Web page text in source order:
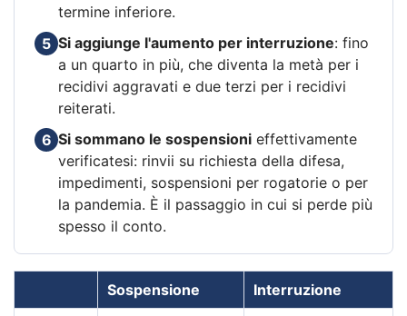
termine inferiore.
5 Si aggiunge l'aumento per interruzione: fino
a un quarto in più, che diventa la metà per i
recidivi aggravati e due terzi per i recidivi
reiterati.
6 Si sommano le sospensioni effettivamente
verificatesi: rinvii su richiesta della difesa,
impedimenti, sospensioni per rogatorie o per
la pandemia. È il passaggio in cui si perde più
spesso il conto.
Sospensione Interruzione